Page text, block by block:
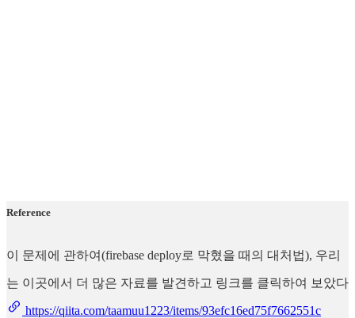
Reference
이 문제에 관하여(firebase deploy로 막혔을 때의 대처법), 우리
는 이곳에서 더 많은 자료를 발견하고 링크를 클릭하여 보았다
https://qiita.com/taamuu1223/items/93efc16ed75f7662551c